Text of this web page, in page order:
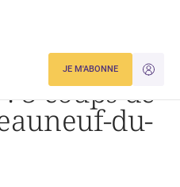
JE
JE M'ABONNE
de cœur à Châteauneuf-du-Pape
3 coups de
du-